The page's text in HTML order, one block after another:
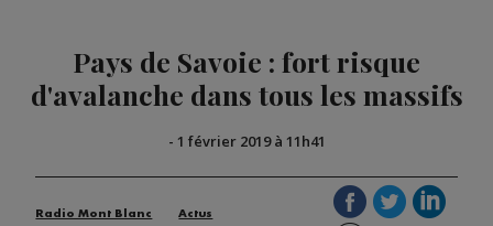
Pays de Savoie : fort risque
d'avalanche dans tous les massifs
- 1 février 2019 à 11h41
Radio Mont Blanc
Actus